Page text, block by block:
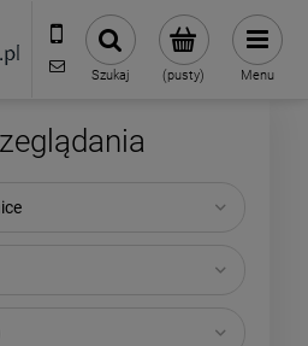
32 70 50 250
sklep@biurozakupy.pl
(pusty)
Szukaj Menu